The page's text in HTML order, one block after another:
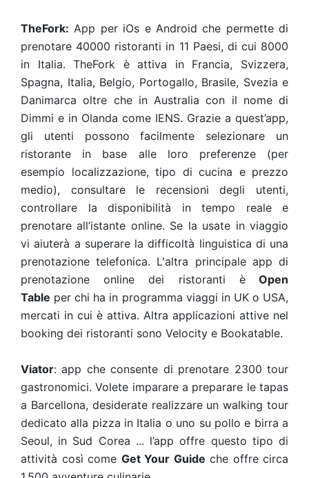
TheFork: App per iOs e Android che permette di
prenotare 40000 ristoranti in 11 Paesi, di cui 8000
in Italia. TheFork è attiva in Francia, Svizzera,
Spagna, Italia, Belgio, Portogallo, Brasile, Svezia e
Danimarca oltre che in Australia con il nome di
Dimmi e in Olanda come IENS. Grazie a quest’app,
gli utenti possono facilmente selezionare un
ristorante in base alle loro preferenze (per
esempio localizzazione, tipo di cucina e prezzo
medio), consultare le recensioni degli utenti,
controllare la disponibilità in tempo reale e
prenotare all’istante online. Se la usate in viaggio
vi aiuterà a superare la difficoltà linguistica di una
prenotazione telefonica. L'altra principale app di
prenotazione online dei ristoranti èOpen
Table per chi ha in programma viaggi in UK o USA,
mercati in cui è attiva. Altra applicazioni attive nel
booking dei ristoranti sono Velocity e Bookatable.
Viator: app che consente di prenotare 2300 tour
gastronomici. Volete imparare a preparare le tapas
a Barcellona, desiderate realizzare un walking tour
dedicato alla pizza in Italia o uno su pollo e birra a
Seoul, in Sud Corea ... l’app offre questo tipo di
attività così come Get Your Guide che offre circa